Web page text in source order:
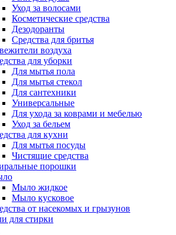
Уход за волосами
Косметические средства
Дезодоранты
Средства для бритья
воздуха
для уборки
Для мытья пола
Для мытья стекол
Для сантехники
Универсальные
Для ухода за коврами и мебелью
Уход за бельем
для кухни
Для мытья посуды
Чистящие средства
порошки
Мыло жидкое
Мыло кусковое
от насекомых и грызунов
для стирки